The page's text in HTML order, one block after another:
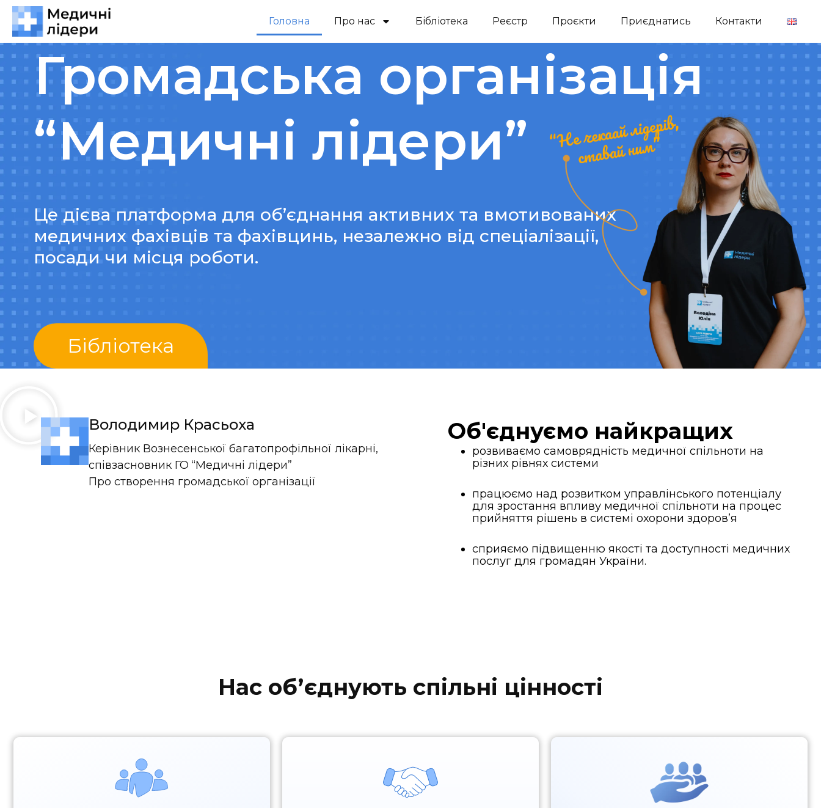
Головна Про нас Бібліотека Реєстр Проєкти Приєднатись Контакти
Громадська організація
“Медичні лідери”
Це дієва платформа для об’єднання активних та вмотивованих
медичних фахівців та фахівцинь, незалежно від спеціалізації,
посади чи місця роботи.
Бібліотека
Володимир Красьоха
Керівник Вознесенської багатопрофільної лікарні,
співзасновник ГО “Медичні лідери”
Про створення громадської організації
Об'єднуємо найкращих
розвиваємо самоврядність медичної спільноти на
різних рівнях системи
працюємо над розвитком управлінського потенціалу
для зростання впливу медичної спільноти на процес
прийняття рішень в системі охорони здоров’я
сприяємо підвищенню якості та доступності медичних
послуг для громадян України.
Нас обʼєднують спільні цінності